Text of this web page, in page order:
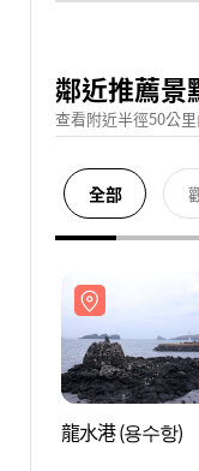
鄰近推薦景
查看附近半徑50公
全部
龍水港 (용수항)